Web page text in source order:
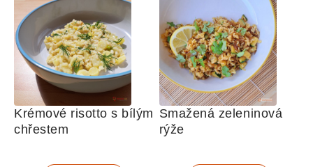
Krémové risotto s bílým Smažená zeleninová
rýže